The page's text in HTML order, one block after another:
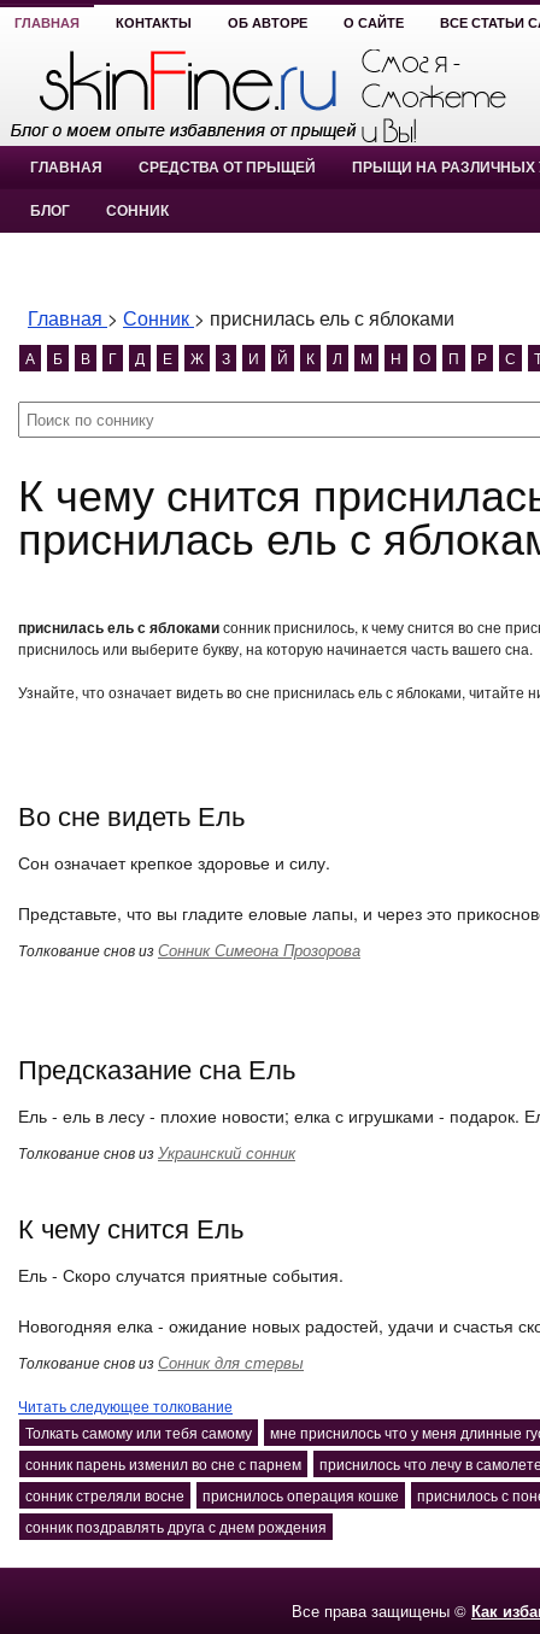
ГЛАВНАЯ КОНТАКТЫ ОБ АВТОРЕ О САЙТЕ ВСЕ СТАТЬИ
ГЛАВНАЯ СРЕДСТВА ОТ ПРЫЩЕЙ ПРЫЩИ НА РАЗЛИЧНЫХ
БЛОГ СОННИК
Главная > Сонник > приснилась ель с яблоками
А Б В Г Д Е Ж З И Й К Л М Н О П Р С
К чему снится приснилась ель с яблоками?
приснилась ель с
приснилась ель с яблокамисонник приснилось, к чему снится во сне
приснилось или выберите букву, на которую начинается часть вашего сна.
Узнайте, что означает видеть во сне приснилась ель с яблоками, читайте
Во сне видеть Ель
Сон означает крепкое здоровье и силу.
Представьте, что вы гладите еловые лапы, и через это
Толкование снов изСонник Симеона Прозорова
Предсказание сна Ель
Ель - ель в лесу - плохие новости; елка с игрушками - подарок.
Толкование снов изУкраинский сонник
К чему снится Ель
Ель - Скоро случатся приятные события.
Новогодняя елка - ожидание новых радостей, удачи и счастья
Толкование снов изСонник для стервы
Читать следующее толкование
Толкать самому или тебя самому
мне приснилось что у меня длинные
сонник парень изменил во сне с парнем
приснилось что лечу в
сонник стреляли восне
приснилось операция кошке
приснилось с
сонник поздравлять друга с днем рождения
Все права защищены © Как